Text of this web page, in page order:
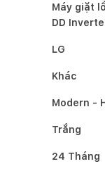
Máy giặt
DD
LG
Khác
Modern -
Trắng
24 Tháng